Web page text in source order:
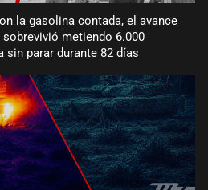
la gasolina contada, el avance
metiendo 6.000
sin parar durante 82 días